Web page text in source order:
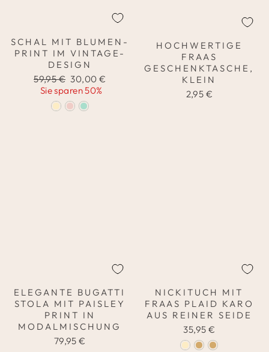
SCHAL MIT BLUMEN-
PRINT IM VINTAGE-
DESIGN
Normaler
Preis
59,95 € Sonderpreis
30,00 €
Sie sparen 50%
HOCHWERTIGE
FRAAS
GESCHENKTASCHE,
KLEIN
2,95 €
ELEGANTE BUGATTI
STOLA MIT PAISLEY
PRINT IN
MODALMISCHUNG
79,95 €
NICKITUCH MIT
FRAAS PLAID KARO
AUS REINER SEIDE
35,95 €